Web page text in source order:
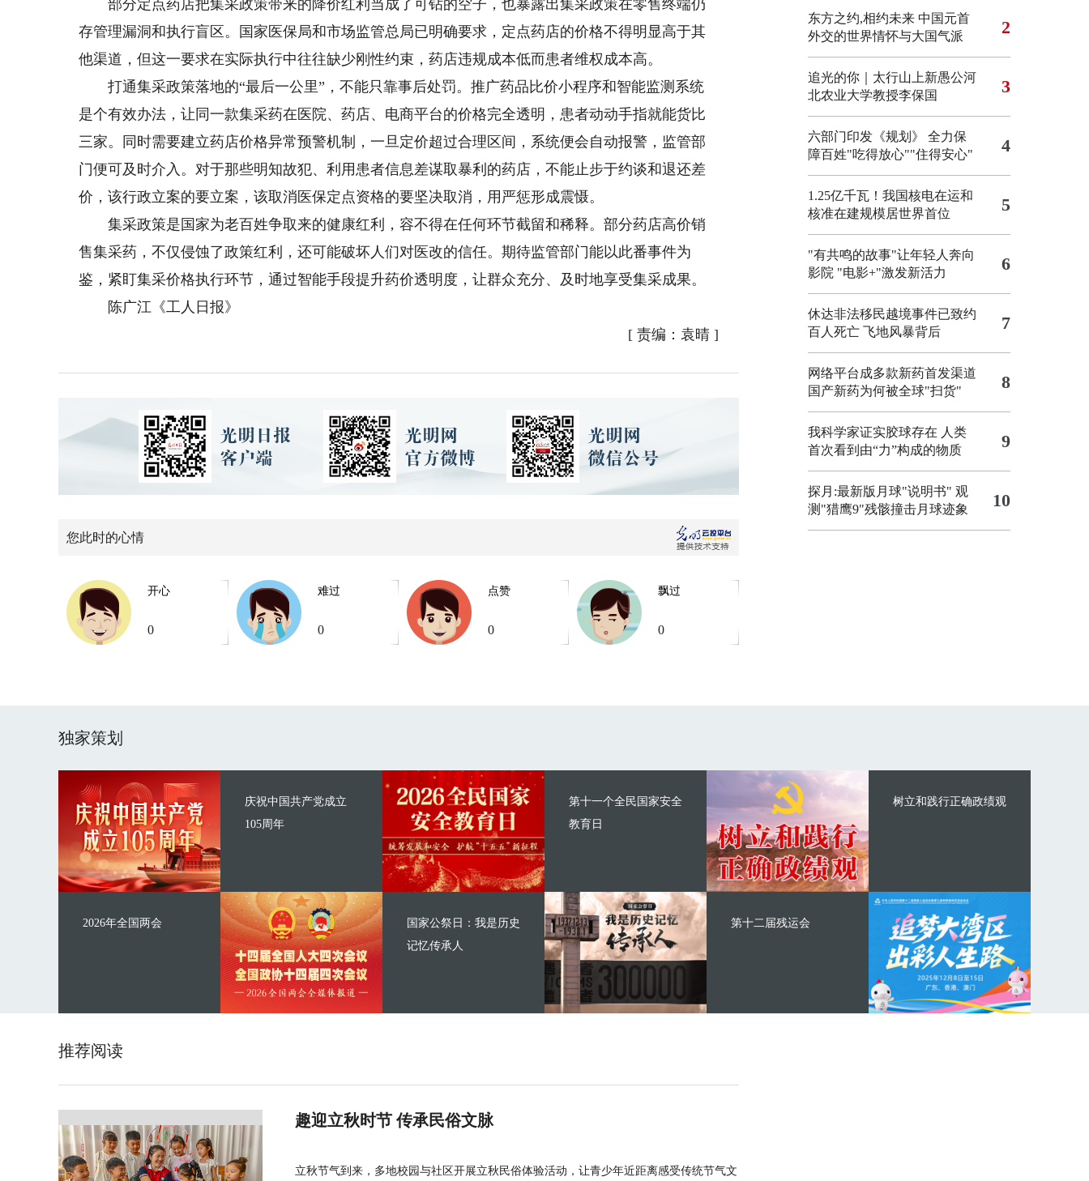
部分定点药店把集采政策带来的降价红利当成了可钻的空子，也暴露出集采政策在零售终端仍
存管理漏洞和执行盲区。国家医保局和市场监管总局已明确要求，定点药店的价格不得明显高于其
他渠道，但这一要求在实际执行中往往缺少刚性约束，药店违规成本低而患者维权成本高。
打通集采政策落地的“最后一公里”，不能只靠事后处罚。推广药品比价小程序和智能监测系统
是个有效办法，让同一款集采药在医院、药店、电商平台的价格完全透明，患者动动手指就能货比
三家。同时需要建立药店价格异常预警机制，一旦定价超过合理区间，系统便会自动报警，监管部
门便可及时介入。对于那些明知故犯、利用患者信息差谋取暴利的药店，不能止步于约谈和退还差
价，该行政立案的要立案，该取消医保定点资格的要坚决取消，用严惩形成震慑。
集采政策是国家为老百姓争取来的健康红利，容不得在任何环节截留和稀释。部分药店高价销
售集采药，不仅侵蚀了政策红利，还可能破坏人们对医改的信任。期待监管部门能以此番事件为
鉴，紧盯集采价格执行环节，通过智能手段提升药价透明度，让群众充分、及时地享受集采成果。
陈广江《工人日报》
[ 责编：袁晴 ]
您此时的心情
开心
0
难过
0
点赞
0
飘过
0
东方之约,相约未来 中国元首
外交的世界情怀与大国气派
2
追光的你｜太行山上新愚公河
北农业大学教授李保国
3
六部门印发《规划》 全力保
障百姓"吃得放心""住得安心"
4
1.25亿千瓦！我国核电在运和
核准在建规模居世界首位
5
"有共鸣的故事"让年轻人奔向
影院 "电影+"激发新活力 6
休达非法移民越境事件已致约
百人死亡 飞地风暴背后 7
网络平台成多款新药首发渠道
国产新药为何被全球"扫货"
8
我科学家证实胶球存在 人类
首次看到由“力”构成的物质
9
探月:最新版月球"说明书" 观
测"猎鹰9"残骸撞击月球迹象
10
独家策划
庆祝中国共产党成立
105周年
2026年全国两会
第十一个全民国家安全
教育日
国家公祭日：我是历史
记忆传承人
树立和践行正确政绩观
第十二届残运会
推荐阅读
趣迎立秋时节 传承民俗文脉
立秋节气到来，多地校园与社区开展立秋民俗体验活动，让青少年近距离感受传统节气文